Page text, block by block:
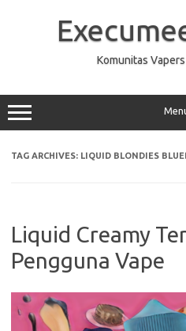
Komunitas
TAG ARCHIVES: LIQUID BLONDIES
Liquid Creamy
Pengguna Vape